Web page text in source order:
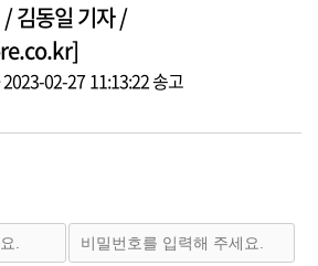
김동일 기자 /
02-27 11:13:22 송고